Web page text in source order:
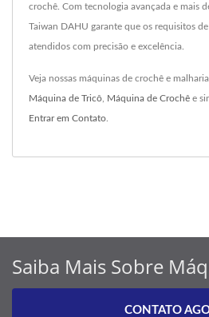
crochê. Com tecnologia avançada e mais
Taiwan DAHU garante que os requisitos
atendidos com precisão e excelência.
Veja nossas máquinas de crochê e
Máquina de Tricô Máquina de Crochê e
Entrar em Contato
Saiba Mais Sobre
CONTATO